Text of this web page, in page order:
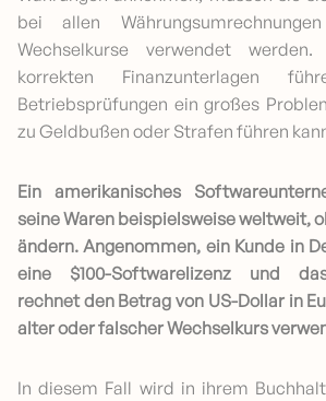
bei allen
Wechselkurse verwendet
korrekten Finanzunterlagen
Betriebsprüfungen ein großes
zu Geldbußen oder Strafen führen
Ein amerikanisches
seine Waren beispielsweise weltweit,
ändern. Angenommen, ein Kunde in
eine $100-Softwarelizenz und
rechnet den Betrag von US-Dollar in
alter oder falscher Wechselkurs
In diesem Fall wird in ihrem